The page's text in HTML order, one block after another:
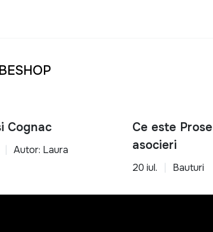
Cognac
Autor: Laura
Ce este
asocieri
20 iul. Bauturi